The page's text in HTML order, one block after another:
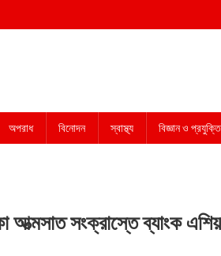
অপরাধ বিনোদন স্বাস্থ্য বিজ্ঞান ও প্রযুক্তি
সংক্রাস্তে ব্যাংক